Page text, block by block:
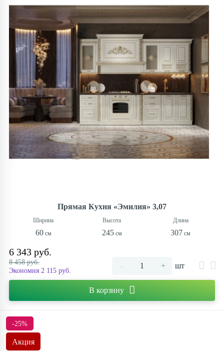
Прямая Кухня «Эмилия» 3,07
60 245 307
6 343 руб.
8 458 руб.
Экономия 2 115 руб.
- + шт
В корзину
-25%
Акция